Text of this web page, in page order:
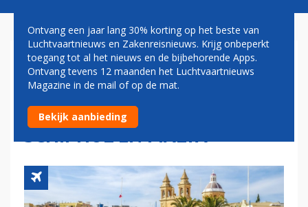
KM MALTA AIRLINES
VERHOOGT AANTAL
VLUCHTEN TUSSEN
SCHIPHOL EN MALTA
Ontvang een jaar lang 30% korting op het beste van
Luchtvaartnieuws en Zakenreisnieuws. Krijg onbeperkt
toegang tot al het nieuws en de bijbehorende Apps.
Ontvang tevens 12 maanden het Luchtvaartnieuws
Magazine in de mail of op de mat.
Bekijk aanbieding